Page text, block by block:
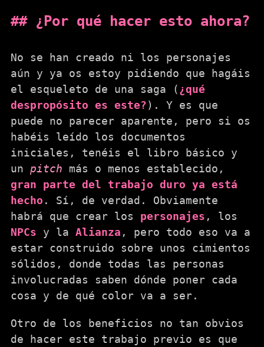
¿Por qué hacer esto ahora?
No se han creado ni los personajes
aún y ya os estoy pidiendo que hagáis
el esqueleto de una saga ( ¿qué
despropósito es este?). Y es que
puede no parecer aparente, pero si os
habéis leído los documentos
iniciales, tenéis el libro básico y
un pitch más o menos establecido,
gran parte del trabajo duro ya está
hecho . Sí, de verdad. Obviamente
habrá que crear los personajes , los
NPCs y la Alianza , pero todo eso va a
estar construido sobre unos cimientos
sólidos, donde todas las personas
involucradas saben dónde poner cada
cosa y de qué color va a ser.
Otro de los beneficios no tan obvios
de hacer este trabajo previo es que